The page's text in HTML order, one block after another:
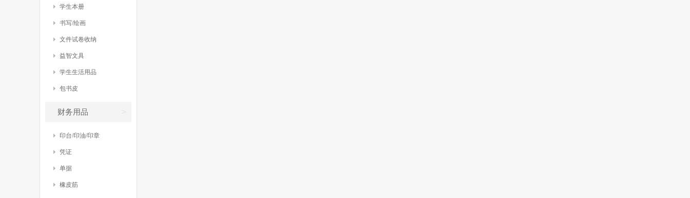
学生本册
书写/绘画
文件试卷收纳
益智文具
学生生活用品
包书皮
财务用品 >
印台/印油/印章
凭证
单据
橡皮筋